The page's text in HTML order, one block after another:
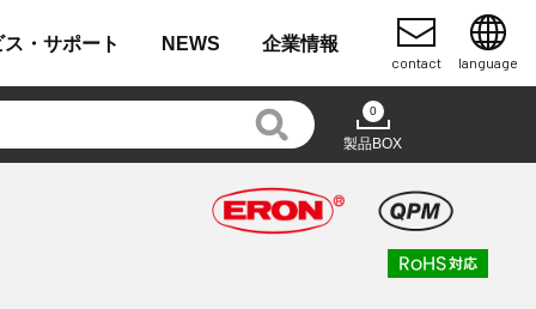
・ サポート NEWS 企業情報
contact language
0
製品BOX